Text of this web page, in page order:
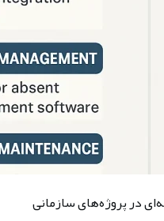
در پروژه‌های سازمانی